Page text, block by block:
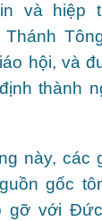
và hiệp
Thánh
hội, và
thành
này, các
gốc
gỡ với